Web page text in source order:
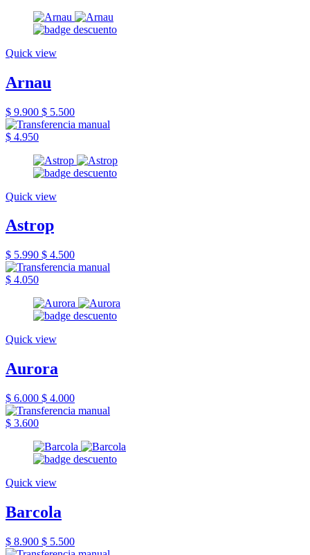
Quick view
Arnau
$ 9.900 $ 5.500
$ 4.950
Quick view
Astrop
$ 5.990 $ 4.500
$ 4.050
Quick view
Aurora
$ 6.000 $ 4.000
$ 3.600
Quick view
Barcola
$ 8.900 $ 5.500